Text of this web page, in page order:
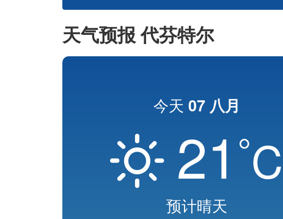
天气预报 代芬特尔
今天 07 八月
21 °C
预计晴天